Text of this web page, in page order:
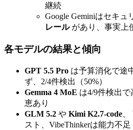
継続
Google Geminiはセキュ
レールがあり、事実上
各モデルの結果と傾向
GPT 5.5 Pro は予算消化で途
ず、2/4件検出（50%）
Gemma 4 MoE は4/9件検出
恵あり
GLM 5.2 や Kimi K2.7-code
スト、VibeThinkerは能力不足